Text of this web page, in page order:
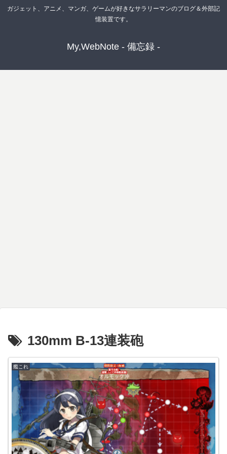
ガジェット、アニメ、マンガ、ゲームが好きなサラリーマンのブログ＆外部記
憶装置です。
My,WebNote - 備忘録 -
130mm B-13連装砲
艦これ